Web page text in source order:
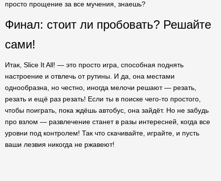
просто прощение за все мучения, знаешь?
Финал: стоит ли пробовать? Решайте
сами!
Итак, Slice It All! — это просто игра, способная поднять
настроение и отвлечь от рутины. И да, она местами
однообразна, но честно, иногда мелочи решают — резать,
резать и ещё раз резать! Если ты в поиске чего-то простого,
чтобы поиграть, пока ждёшь автобус, она зайдёт. Но не забудь
про взлом — развлечение станет в разы интересней, когда все
уровни под контролем! Так что скачивайте, играйте, и пусть
ваши лезвия никогда не ржавеют!